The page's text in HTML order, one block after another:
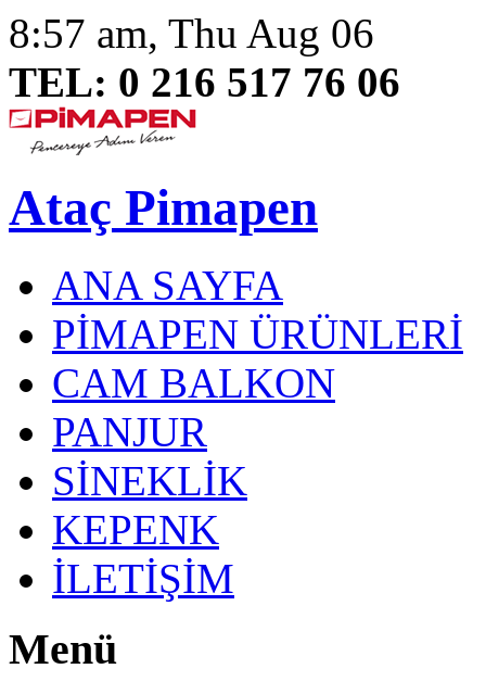
8:57 am, Thu Aug 06
TEL: 0 216 517 76 06
Ataç Pimapen
ANA SAYFA
PİMAPEN ÜRÜNLERİ
CAM BALKON
PANJUR
SİNEKLİK
KEPENK
İLETİŞİM
Menü